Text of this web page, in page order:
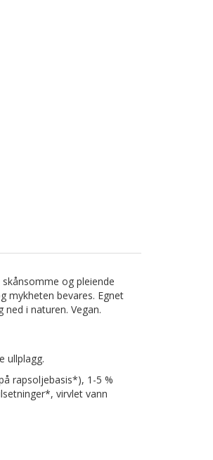
og pleiende
mykheten bevares. Egnet
i naturen. Vegan.
ullplagg.
rapsoljebasis*), 1-5 %
virvlet vann